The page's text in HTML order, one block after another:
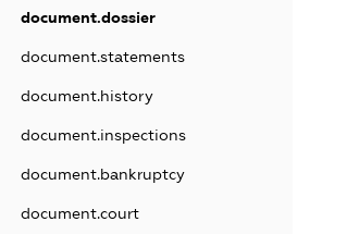
document.dossier
document.statements
document.history
document.inspections
document.bankruptcy
document.court